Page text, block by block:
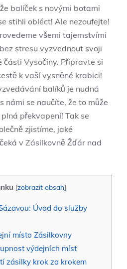
balíček s novými botami
stihli obléct! Ale nezoufejte!
všemi tajemstvími
stresu vyzvednout svoji
Vysočiny. Připravte si
k vaší vysněné krabici!
balíků je nudná
námi se naučíte, že to může
překvapení! Tak se
zjistíme, jaké
v Zásilkovně Žďár nad
[zobrazit obsah]
Úvod do služby
místo Zásilkovny
výdejních míst
zásilky krok za krokem